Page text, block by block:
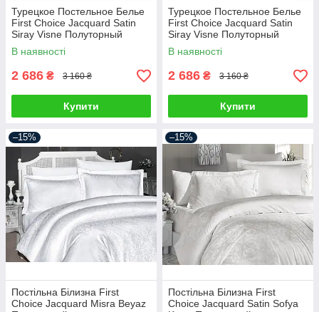
Турецкое Постельное Белье
First Choice Jacquard Satin
Siray Visne Полуторный
В наявності
2 686 ₴ 3 160 ₴
Купити
Турецкое Постельное Белье
First Choice Jacquard Satin
Siray Visne Полуторный
В наявності
2 686 ₴ 3 160 ₴
Купити
–15%
Постільна Білизна First
Choice Jacquard Misra Beyaz
–15%
Постільна Білизна First
Choice Jacquard Satin Sofya